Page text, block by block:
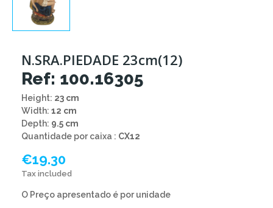
N.SRA.PIEDADE 23cm(12)
Ref: 100.16305
Height: 23 cm
Width: 12 cm
Depth: 9.5 cm
Quantidade por caixa : CX12
€19.30
Tax included
O Preço apresentado é por unidade